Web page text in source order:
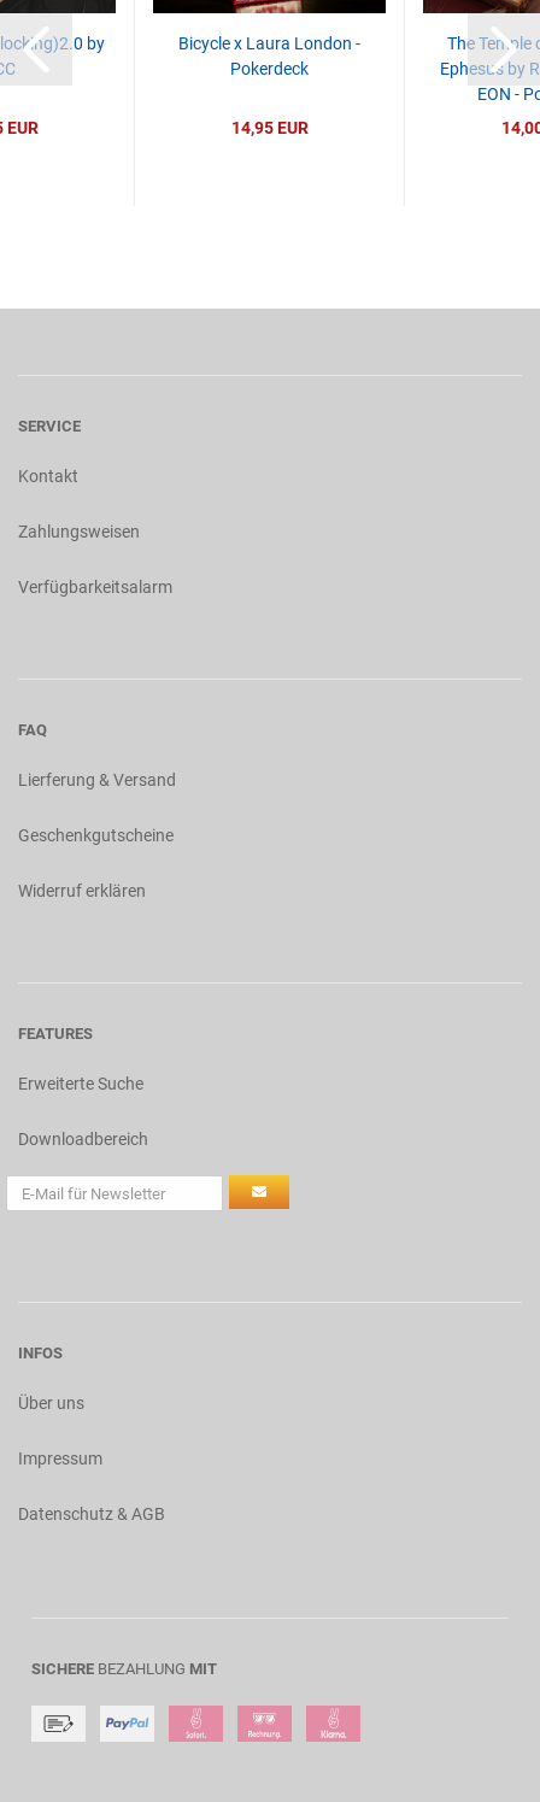
by
EUR
Bicycle x Laura London -
Pokerdeck
14,95 EUR
The Temple
Ephesus by
EON -
SERVICE
Kontakt
Zahlungsweisen
Verfügbarkeitsalarm
FAQ
Lierferung & Versand
Geschenkgutscheine
Widerruf erklären
FEATURES
Erweiterte Suche
Downloadbereich
INFOS
Über uns
Impressum
Datenschutz & AGB
SICHERE BEZAHLUNG MIT